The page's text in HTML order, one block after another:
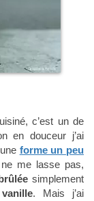
c’est un de
en douceur j’ai
forme un peu
me lasse pas,
simplement
. Mais j’ai